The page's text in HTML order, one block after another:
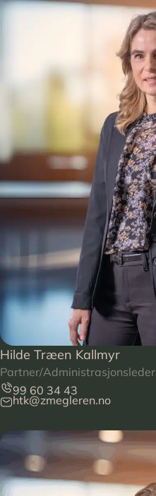
Hilde Træen Kallmyr
Partner/Administrasjonsleder
99 60 34 43
htk@zmegleren.no